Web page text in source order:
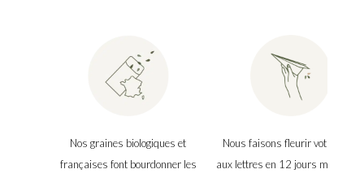
Nos graines biologiques et
françaises font bourdonner les
Nous faisons fleurir votre boîte
aux lettres en 12 jours